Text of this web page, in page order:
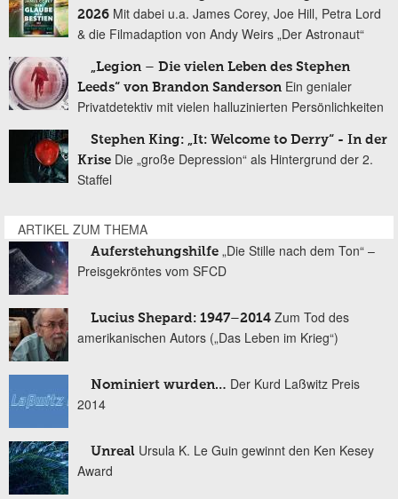
2026 Mit dabei u.a. James Corey, Joe Hill, Petra Lord
& die Filmadaption von Andy Weirs „Der Astronaut“
„Legion – Die vielen Leben des Stephen
Leeds“ von Brandon Sanderson Ein genialer
Privatdetektiv mit vielen halluzinierten Persönlichkeiten
Stephen King: „It: Welcome to Derry“ - In der
Krise Die „große Depression“ als Hintergrund der 2.
Staffel
ARTIKEL ZUM THEMA
Auferstehungshilfe „Die Stille nach dem Ton“ –
Preisgekröntes vom SFCD
Lucius Shepard: 1947–2014 Zum Tod des
amerikanischen Autors („Das Leben im Krieg“)
Nominiert wurden… Der Kurd Laßwitz Preis
2014
Unreal Ursula K. Le Guin gewinnt den Ken Kesey
Award